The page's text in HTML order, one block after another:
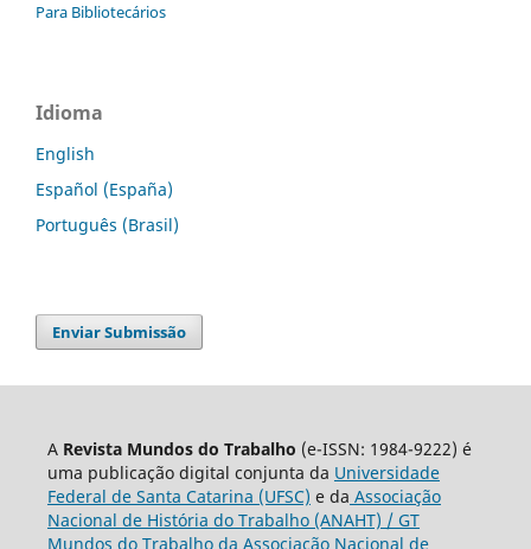
Para Bibliotecários
Idioma
English
Español (España)
Português (Brasil)
Enviar Submissão
A Revista Mundos do Trabalho (e-ISSN: 1984-9222) é
uma publicação digital conjunta da Universidade
Federal de Santa Catarina (UFSC) e da Associação
Nacional de História do Trabalho (ANAHT) / GT
Mundos do Trabalho da Associação Nacional de